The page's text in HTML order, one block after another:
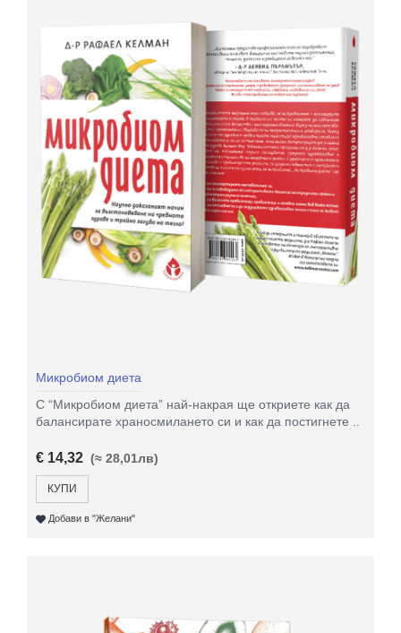
Микробиом диета
С “Микробиом диета” най-накрая ще откриете как да
балансирате храносмилането си и как да постигнете ..
€ 14,32 (≈ 28,01лв)
КУПИ
Добави в "Желани"